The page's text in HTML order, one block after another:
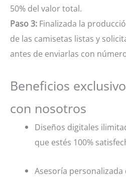
50% del valor total.
Paso 3: Finalizada la
de las camisetas listas y
antes de enviarlas con
Beneficios
con nosotros
Diseños digitales
que estés 100%
Asesoría